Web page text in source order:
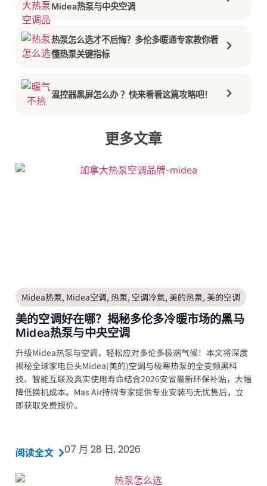
Midea热泵与中央空调
热泵怎么选才不后悔？多伦多暖通专家教你看
懂热泵关键指标
温控器黑屏怎么办 ？快来看看这篇攻略吧！
更多文章
Midea热泵, Midea空调, 热泵, 空调冷氣, 美的热泵, 美的空调
美的空调好在哪？揭秘多伦多冷暖市场的黑马
Midea热泵与中央空调
升级Midea热泵与空调，轻松应对多伦多极端气候！本文将深度
揭秘全球家电巨头Midea(美的)空调与极寒热泵的全变频黑科
技、智能互联及真实使用寿命结合2026安省最新环保补贴，大幅
降低换机成本。Mas Air持牌专家提供专业安装与无忧售后，立
即获取免费报价。
阅读全文 07 月 28 日, 2026